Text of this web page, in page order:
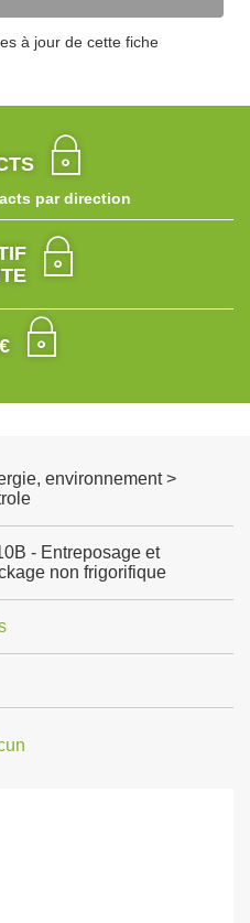
à jour de cette fiche
par direction
environnement >
- Entreposage et
non frigorifique